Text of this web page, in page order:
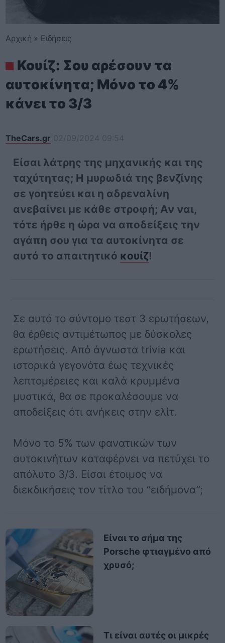
Αρχική » Ειδήσεις
Κουίζ: Σου αρέσουν τα
αυτοκίνητα; Μόνο το 4%
κάνει το 3/3
TheCars.gr
Είσαι λάτρης της μηχανικής και της
ταχύτητας; Η μυρωδιά της βενζίνης
σε γοητεύει και η αδρεναλίνη
ανεβαίνει με κάθε στροφή; Αν ναι,
τότε ήρθε η ώρα να αποδείξεις την
αγάπη σου για τα αυτοκίνητα σε
αυτό το απαιτητικό κουίζ!
Σε αυτό το σύντομο τεστ 3 ερωτήσεων,
θα έρθεις αντιμέτωπος με δύσκολες
ερωτήσεις. Από άγνωστα trivia και
ιστορικά γεγονότα έως τεχνικές
λεπτομέρειες και καλά κρυμμένα
μυστικά, θα σε προκαλέσουμε να
αποδείξεις ότι ανήκεις στην ελίτ.
Μόνο το 5% των φανατικών των
αυτοκινήτων καταφέρνει να πετύχει το
απόλυτο 3/3. Είσαι έτοιμος να
διεκδικήσεις τον τίτλο του “ειδήμονα”;
Είναι το σήμα της
Porsche φτιαγμένο από
χρυσό;
Τι είναι αυτές οι μικρές